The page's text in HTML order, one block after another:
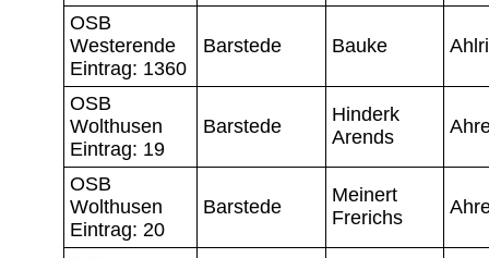
OSB
Westerende
Eintrag: 1360
Barstede Bauke
OSB
Wolthusen
Eintrag: 19
Barstede
Hinderk
Arends
OSB
Wolthusen
Eintrag: 20
Barstede
Meinert
Frerichs